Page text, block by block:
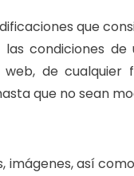
que
condiciones
de
que no sean
así